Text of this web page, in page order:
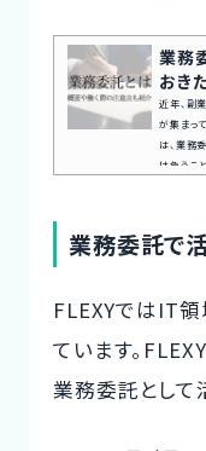
業務
おき
近年、副
が集まっ
は、業務
け負うこ
す方法な
業務委託で
FLEXYではIT
ています。
業務委託として